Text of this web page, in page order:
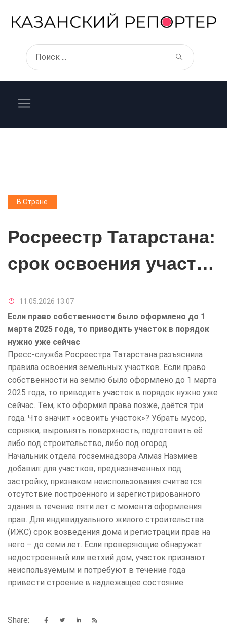
В Стране
Росреестр Татарстана:
срок освоения участка
оформления прав
11.05.2026 13:07
Если право собственности было оформлено до 1
марта 2025 года, то приводить участок в порядок
нужно уже сейчас
Пресс-служба Росреестра Татарстана разъяснила
правила освоения земельных участков. Если право
собственности на землю было оформлено до 1 марта
2025 года, то приводить участок в порядок нужно уже
сейчас. Тем, кто оформил права позже, даётся три
года. Что значит «освоить участок»? Убрать мусор,
сорняки, выровнять поверхность, подготовить её
либо под строительство, либо под огород.
Начальник отдела госземнадзора Алмаз Назмиев
добавил: для участков, предназначенных под
застройку, признаком неиспользования считается
отсутствие построенного и зарегистрированного
здания в течение пяти лет с момента оформления
прав. Для индивидуального жилого строительства
(ИЖС) срок возведения дома и регистрации прав на
него – до семи лет. Если проверяющие обнаружат
недостроенный или ветхий дом, участок признают
неиспользуемым и потребуют в течение года
привести строение в надлежащее состояние.
Share: